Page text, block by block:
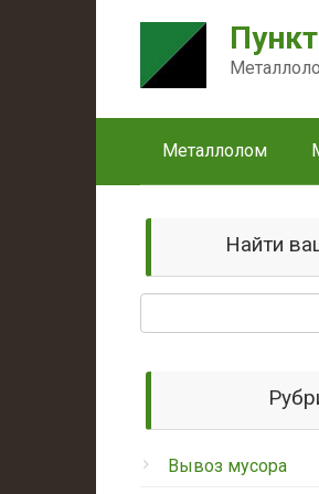
Металлолом
Найти
Вывоз мусора